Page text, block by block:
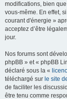
modifications, bien
vous-même. En effet,
courant d'énergie »
acceptez d’être
jour.
Nos forums sont
phpBB » et « phpBB
déclaré sous la «
téléchargé sur le site
de faciliter les
être tenu comme